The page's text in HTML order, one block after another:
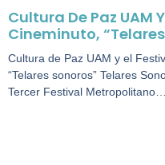
Cultura De Paz UAM
Cineminuto,
Cultura de Paz UAM y el
“Telares sonoros” Telares
Tercer Festival Metropolitano…